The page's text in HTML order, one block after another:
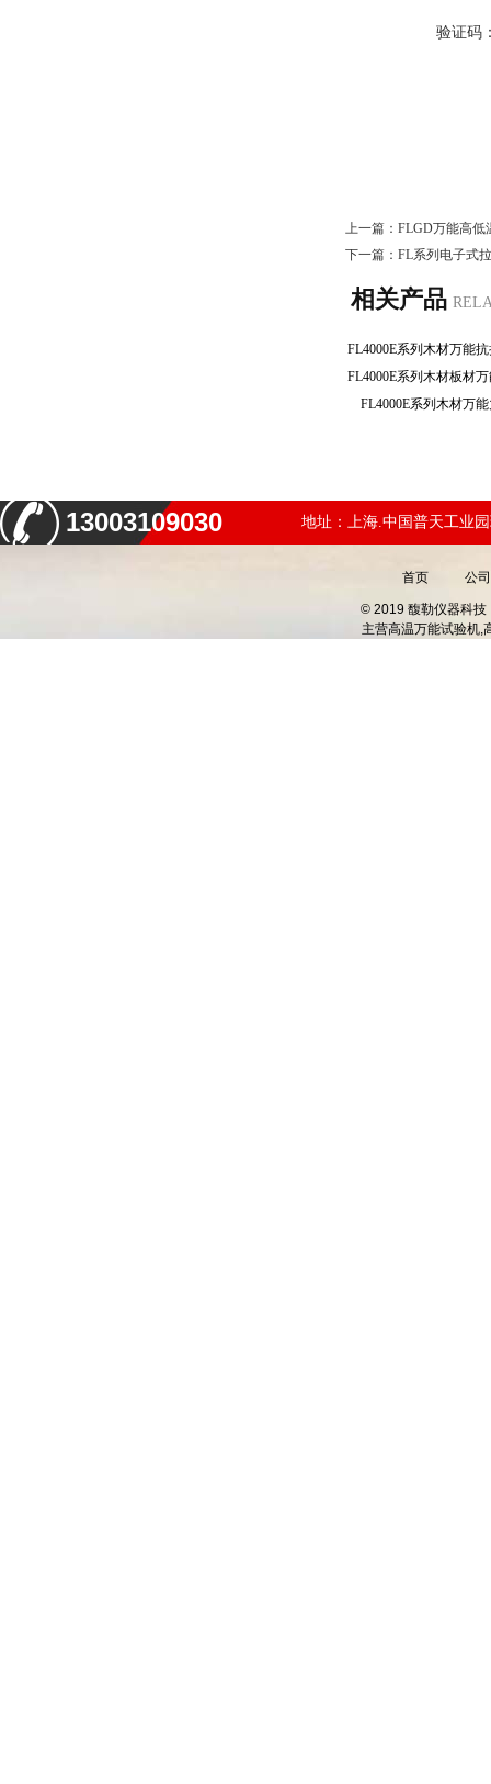
验证码
上一篇： FLGD万能高低
下一篇： FL系列电子式
相关产品
FL4000E系列木材万
13003109030 地址：上海.中国普天工业
首页 公
© 2019 馥勒仪器科技
主营高温万能试验机,